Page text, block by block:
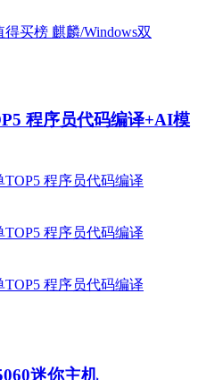
程序员代码编译+AI模
迷你主机